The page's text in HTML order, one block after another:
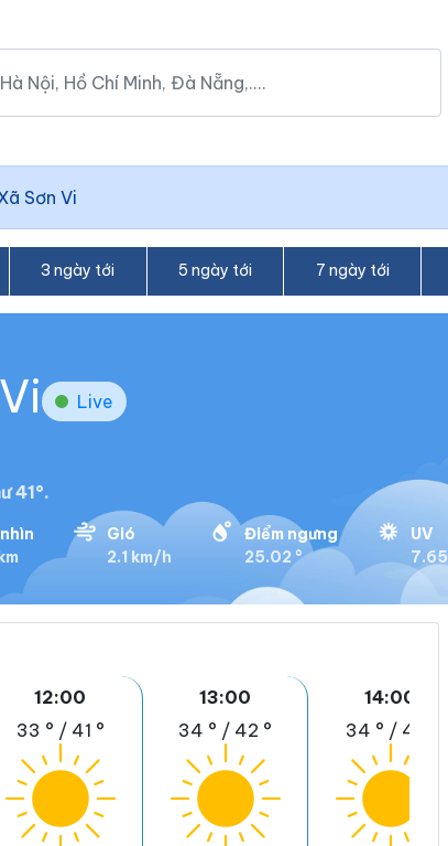
Sơn Vi
3 ngày tới 5 ngày tới 7 ngày tới
Live
41°.
Gió
2.1 km/h
Điểm ngưng
25.02 °
UV
7.65
12:00
33 ° / 41 °
13:00
34 ° / 42 °
14:00
34 ° / 41 °